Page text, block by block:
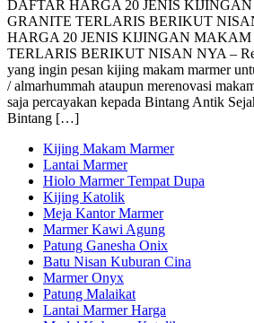
DAFTAR HARGA 20 JENIS
GRANITE TERLARIS BERIKUT
HARGA 20 JENIS KIJINGAN
TERLARIS BERIKUT NISAN NYA –
yang ingin pesan kijing makam marmer
/ almarhummah ataupun merenovasi
saja percayakan kepada Bintang Antik
Bintang […]
Kijing Makam Marmer
Lantai Marmer
Hiolo Marmer Tempat Dupa
Kijing Katolik
Meja Kantor Marmer
Marmer Kawi Agung
Patung Ganesha Onix
Batu Nisan Kuburan Cina
Marmer Onyx
Patung Malaikat
Lantai Marmer Harga